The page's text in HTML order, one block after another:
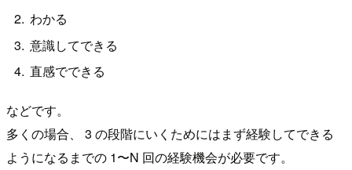
わかる
意識してできる
直感でできる
などです。
多くの場合、 3 の段階にいくためにはまず経験してできる
ようになるまでの 1〜N 回の経験機会が必要です。